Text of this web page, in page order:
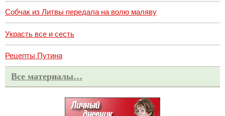
Собчак из Литвы передала на волю маляву
Украсть все и сесть
Рецепты Путина
Все материалы…